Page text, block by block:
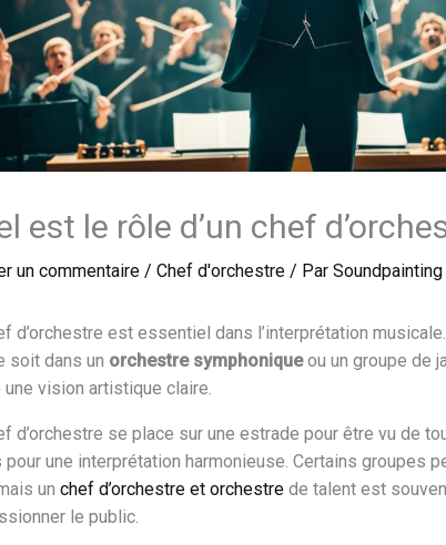
est le rôle d’un chef
un commentaire / Chef d'orchestre/ Par Soundpainting
d’orchestre est essentiel dans l’interprétation
soit dans un orchestre symphoniqueou un groupe de
une vision artistique claire.
d’orchestre se place sur une estrade pour être vu de
une interprétation harmonieuse. Certains groupes
un chef d’orchestre et orchestrede talent est
le public.